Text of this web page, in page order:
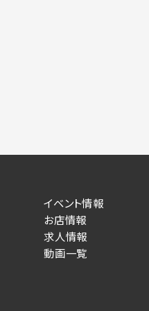
方法（本サービスが提供する
ォームより個人情報を送信
行った店舗によるお客様に
イベント情報
お店情報
求人情報
動画一覧